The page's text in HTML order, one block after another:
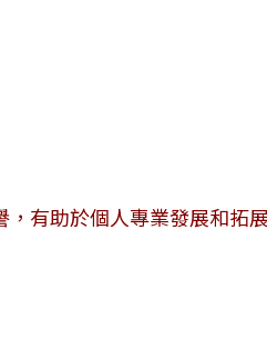
有助於個人專業發展和拓